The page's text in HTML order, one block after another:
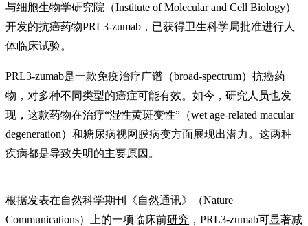
与细胞生物学研究院（Institute of Molecular and Cell Biology）
开发的抗癌药物PRL3-zumab，已获得卫生科学局批准进行人
体临床试验。
PRL3-zumab是一款免疫治疗广谱（broad-spectrum）抗癌药
物，对多种不同类型的癌症可能有效。如今，研究人员也发
现，这款药物在治疗“湿性黄斑变性”（wet age-related macular
degeneration）和糖尿病视网膜病变方面展现出潜力。这两种
疾病都是导致失明的主要原因。
根据发表在自然科学期刊《自然通讯》（Nature
Communications）上的一项临床前研究 ，PRL3-zumab可显著减